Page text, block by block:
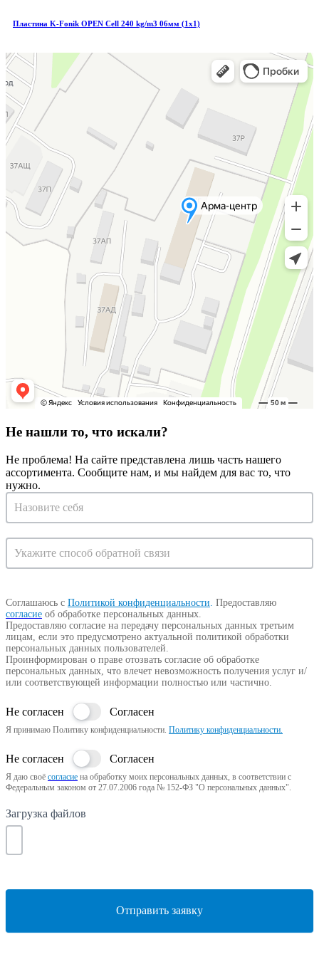
Пластина K-Fonik OPEN Cell 240 kg/m3 06мм (1х1)
Не нашли то, что искали?
Не проблема! На сайте представлена лишь часть нашего
ассортимента. Сообщите нам, и мы найдем для вас то, что
нужно.
Запрос
на
консультацию
Соглашаюсь с Политикой конфиденциальности. Предоставляю
согласие об обработке персональных данных.
Предоставляю согласие на передачу персональных данных третьим
лицам, если это предусмотрено актуальной политикой обработки
персональных данных пользователей.
Проинформирован о праве отозвать согласие об обработке
персональных данных, что влечет невозможность получения услуг и/
или соответствующей информации полностью или частично.
Не согласен Согласен
Я принимаю Политику конфиденциальности. Политику конфиденциальности.
Не согласен Согласен
Я даю своё согласие на обработку моих персональных данных, в соответствии с
Федеральным законом от 27.07.2006 года № 152-ФЗ "О персональных данных".
Загрузка файлов
Отправить заявку